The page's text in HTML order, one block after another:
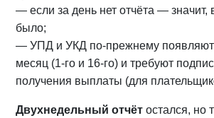
— если за день нет отчёта — значит,
было;
— УПД и УКД по-прежнему
месяц (1-го и 16-го) и требуют
получения выплаты (для
Двухнедельный отчёт остался, но